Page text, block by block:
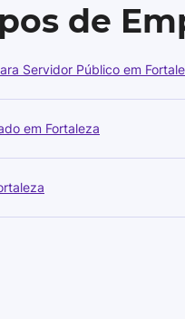
de
Servidor Público em
em Fortaleza